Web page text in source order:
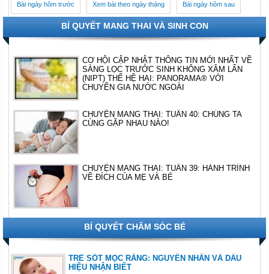
Bài ngày hôm trước Xem bài theo ngày tháng Bài ngày hôm sau
BÍ QUYẾT MANG THAI VÀ SINH CON
CƠ HỘI CẬP NHẬT THÔNG TIN MỚI NHẤT VỀ
SÀNG LỌC TRƯỚC SINH KHÔNG XÂM LẤN
(NIPT) THẾ HỆ HAI: PANORAMA® VỚI
CHUYÊN GIA NƯỚC NGOÀI
CHUYỆN MANG THAI: TUẦN 40: CHÚNG TA
CÙNG GẶP NHAU NÀO!
CHUYỆN MANG THAI: TUẦN 39: HÀNH TRÌNH
VỀ ĐÍCH CỦA MẸ VÀ BÉ
BÍ QUYẾT CHĂM SÓC BÉ
TRẺ SỐT MỌC RĂNG: NGUYÊN NHÂN VÀ DẤU
HIỆU NHẬN BIẾT